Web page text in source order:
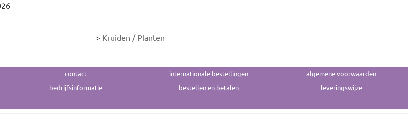
> Kruiden / Planten
contact internationale bestellingen
algemene voorwaarden
bedrijfsinformatie bestellen en betalen
leveringswijze